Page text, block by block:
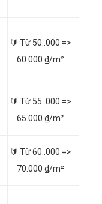
🔰 Từ 50..000 =>
60.000 ₫/m²
🔰 Từ 55..000 =>
65.000 ₫/m²
🔰 Từ60..000 =>
70.000 ₫/m²